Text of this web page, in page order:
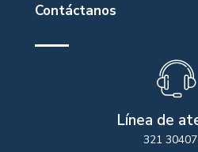
Contáctanos
Línea de
321